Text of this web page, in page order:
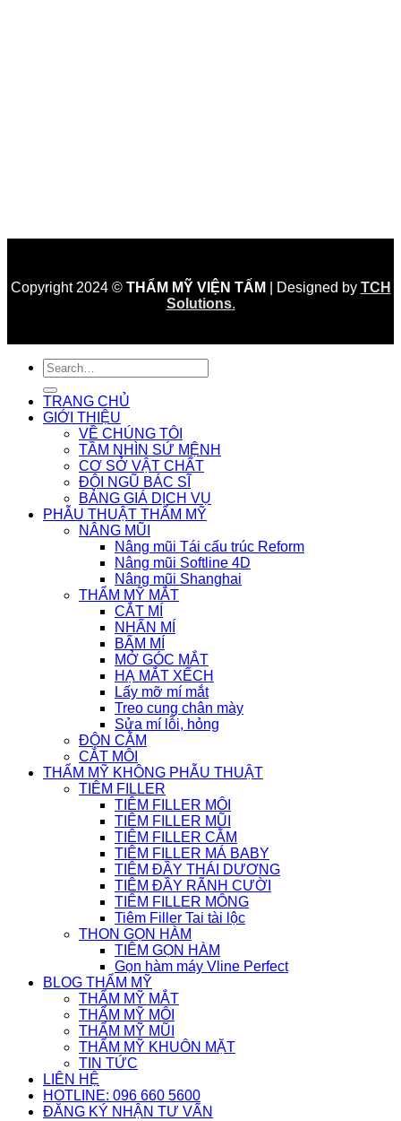
Copyright 2024 © THẨM MỸ VIỆN TẤM | Designed by TCH
Solutions.
TRANG CHỦ
GIỚI THIỆU
VỀ CHÚNG TÔI
TẦM NHÌN SỨ MỆNH
CƠ SỞ VẬT CHẤT
ĐỘI NGŨ BÁC SĨ
BẢNG GIÁ DỊCH VỤ
PHẪU THUẬT THẨM MỸ
NÂNG MŨI
Nâng mũi Tái cấu trúc Reform
Nâng mũi Softline 4D
Nâng mũi Shanghai
THẨM MỸ MẮT
CẮT MÍ
NHẤN MÍ
BẤM MÍ
MỞ GÓC MẮT
HẠ MẮT XẾCH
Lấy mỡ mí mắt
Treo cung chân mày
Sửa mí lỗi, hỏng
ĐỘN CẰM
CẮT MÔI
THẨM MỸ KHÔNG PHẪU THUẬT
TIÊM FILLER
TIÊM FILLER MÔI
TIÊM FILLER MŨI
TIÊM FILLER CẰM
TIÊM FILLER MÁ BABY
TIÊM ĐẦY THÁI DƯƠNG
TIÊM ĐẦY RÃNH CƯỜI
TIÊM FILLER MÔNG
Tiêm Filler Tai tài lộc
THON GỌN HÀM
TIÊM GỌN HÀM
Gọn hàm máy Vline Perfect
BLOG THẨM MỸ
THẨM MỸ MẮT
THẨM MỸ MÔI
THẨM MỸ MŨI
THẨM MỸ KHUÔN MẶT
TIN TỨC
LIÊN HỆ
HOTLINE: 096 660 5600
ĐĂNG KÝ NHẬN TƯ VẤN